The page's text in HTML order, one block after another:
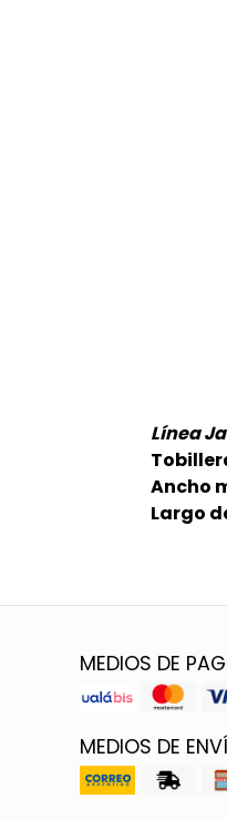
Línea
Ancho
Largo
MEDIOS DE
MEDIOS DE